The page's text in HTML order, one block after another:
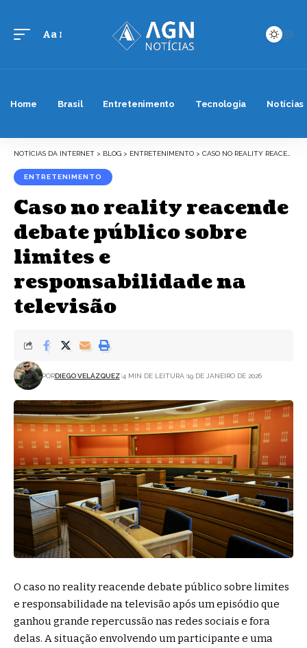
Font
Aa
Home Brasil Entretenimento Tecnologia Notícias
NOTÍCIAS DA INTERNET > BLOG > ENTRETENIMENTO > CASO NO REALITY REACENDE DEBATE PÚBLICO SOBRE LIMITES E RESPONSABILIDADE NA TELEVISÃO
ENTRETENIMENTO
Caso no reality reacende
debate público sobre
limites e
responsabilidade na
televisão
PORDIEGO VELÁZQUEZ 4 MIN DE LEITURA 19 DE JANEIRO DE 2026
O caso no reality reacende debate público sobre limites
e responsabilidade na televisão após um episódio que
ganhou grande repercussão nas redes sociais e fora
delas. A situação envolvendo um participante e uma